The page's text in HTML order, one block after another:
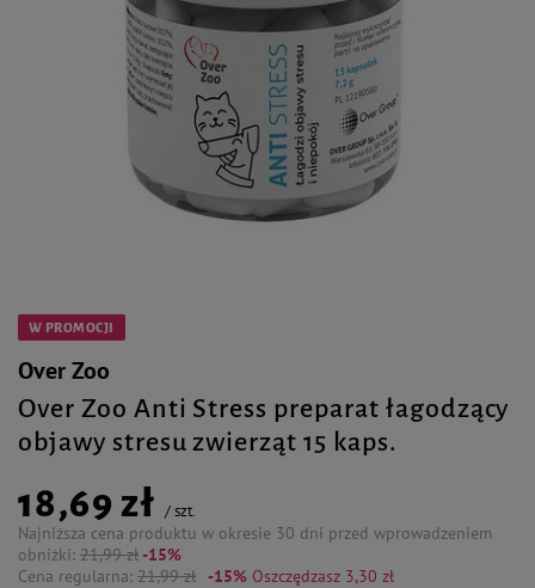
W PROMOCJI
Over Zoo
Over Zoo Anti Stress preparat łagodzący
objawy stresu zwierząt 15 kaps.
18,69 zł /szt.
Najniższa cena produktu w okresie 30 dni przed wprowadzeniem
obniżki: 21,99 zł-15%
Cena regularna: 21,99 zł -15% Oszczędzasz 3,30 zł